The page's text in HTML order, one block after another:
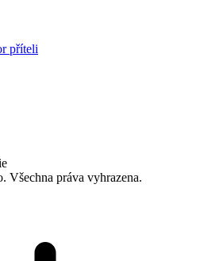
příteli
Všechna práva vyhrazena.